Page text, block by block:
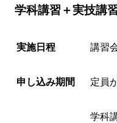
学科講習＋実技講
実施日程 講習
申し込み期間 定員
学科